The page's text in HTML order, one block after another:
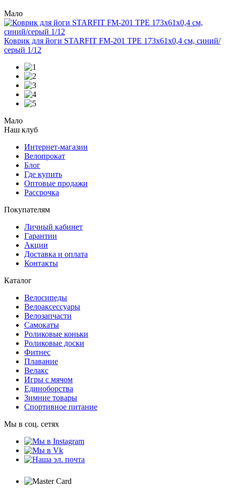
Мало
Коврик для йоги STARFIT FM-201 TPE 173x61x0,4 см, синий/
серый 1/12
Мало
Наш клуб
Интернет-магазин
Велопрокат
Блог
Где купить
Оптовые продажи
Рассрочка
Покупателям
Личный кабинет
Гарантии
Акции
Доставка и оплата
Контакты
Каталог
Велосипеды
Велоаксессуары
Велозапчасти
Самокаты
Роликовые коньки
Роликовые доски
Фитнес
Плавание
Велакс
Игры с мячом
Единоборства
Зимние товары
Спортивное питание
Мы в соц. сетях